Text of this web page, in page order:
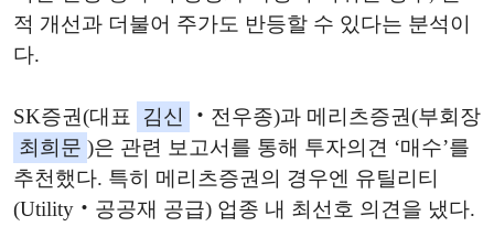
적 개선과 더불어 주가도 반등할 수 있다는 분석이
다.
SK증권(대표 김신
‧전우종)과 메리츠증권(부회장
최희문 )은 관련 보고서를 통해 투자의견 ‘매수’를
추천했다. 특히 메리츠증권의 경우엔 유틸리티
(Utility‧공공재 공급) 업종 내 최선호 의견을 냈다.